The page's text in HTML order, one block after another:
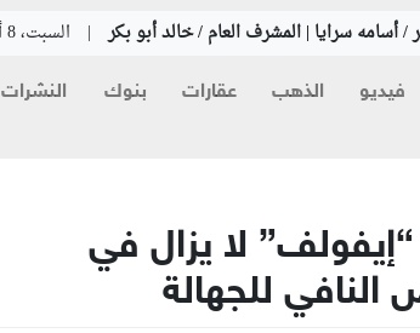
/ أسامه سرايا | المشرف العام / خالد أبو بكر | السبت، 8 أغسطس 2026
فيديو الذهب عقارات بنوك النشرات
لا يزال في
للجهالة